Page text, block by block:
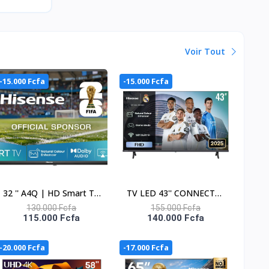
Voir Tout
-15.000 Fcfa
32 '' A4Q | HD Smart TV
HD 60 Hz 32A4Q
130.000 Fcfa
115.000 Fcfa
-15.000 Fcfa
TV LED 43'' CONNECTEE
VIDAA - 43A4QS
155.000 Fcfa
140.000 Fcfa
-20.000 Fcfa -17.000 Fcfa